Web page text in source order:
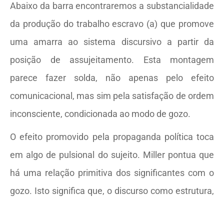
Abaixo da barra encontraremos a substancialidade
da produção do trabalho escravo (a) que promove
uma amarra ao sistema discursivo a partir da
posição de assujeitamento. Esta montagem
parece fazer solda, não apenas pelo efeito
comunicacional, mas sim pela satisfação de ordem
inconsciente, condicionada ao modo de gozo.
O efeito promovido pela propaganda política toca
em algo de pulsional do sujeito. Miller pontua que
há uma relação primitiva dos significantes com o
gozo. Isto significa que, o discurso como estrutura,